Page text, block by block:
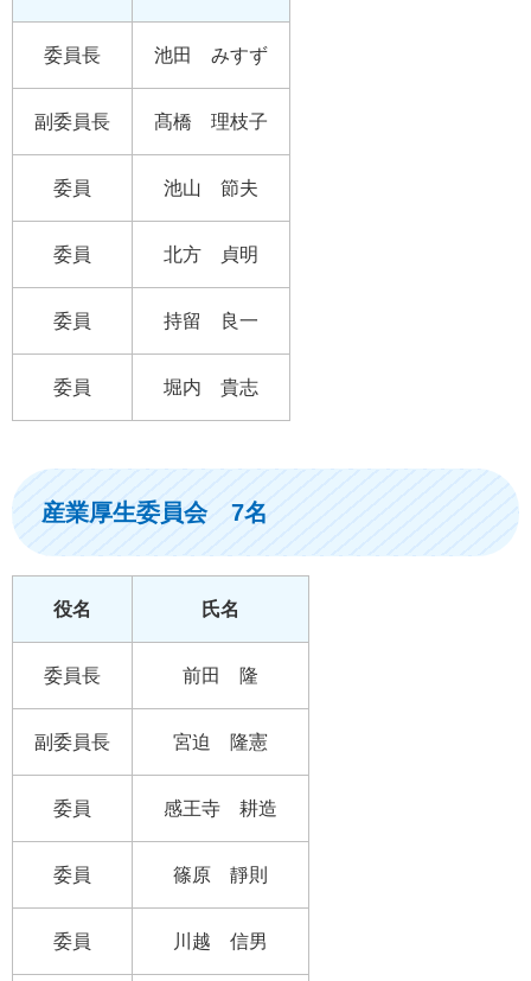
委員長 池田 みすず
副委員長 髙橋 理枝子
委員 池山 節夫
委員 北方 貞明
委員 持留 良一
委員 堀内 貴志
産業厚生委員会 7名
役名 氏名
委員長 前田 隆
副委員長 宮迫 隆憲
委員 感王寺 耕造
委員 篠原 靜則
委員 川越 信男